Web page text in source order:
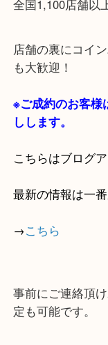
・当店の特徴
貴金属・ブラン
で業界最多の
全国1,100店舗
店舗の裏にコ
※ご成約のお客
しします。